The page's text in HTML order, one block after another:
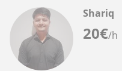
20€/h
Shariq